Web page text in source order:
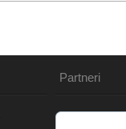
Partneri